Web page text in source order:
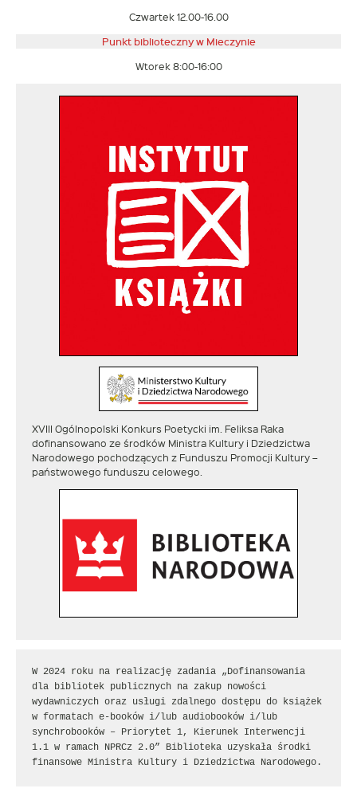
Czwartek 12.00-16.00
Punkt biblioteczny w Mieczynie
Wtorek 8:00-16:00
XVIII Ogólnopolski Konkurs Poetycki im. Feliksa Raka
dofinansowano ze środków Ministra Kultury i Dziedzictwa
Narodowego pochodzących z Funduszu Promocji Kultury –
państwowego funduszu celowego.
W 2024 roku na realizację zadania „Dofinansowania
dla bibliotek publicznych na zakup nowości
wydawniczych oraz usługi zdalnego dostępu do książek
w formatach e-booków i/lub audiobooków i/lub
synchrobooków – Priorytet 1, Kierunek Interwencji
1.1 w ramach NPRCz 2.0” Biblioteka uzyskała środki
finansowe Ministra Kultury i Dziedzictwa Narodowego.